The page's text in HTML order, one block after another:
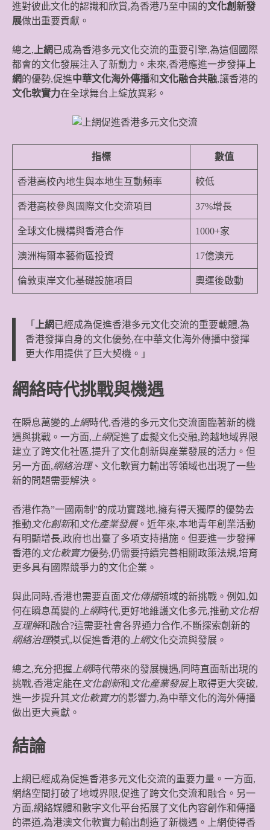
進對彼此文化的認識和欣賞,為香港乃至中國的文化創新發
展做出重要貢獻。
總之, 上網 已成為香港多元文化交流的重要引擎,為這個國際
都會的文化發展注入了新動力。未來,香港應進一步發揮 上
網的優勢,促進中華文化海外傳播和文化融合共融,讓香港的
文化軟實力在全球舞台上綻放異彩。
指標 數值
香港高校內地生與本地生互動頻率 較低
香港高校參與國際文化交流項目 37%增長
全球文化機構與香港合作 1000+家
澳洲梅爾本藝術區投資 17億澳元
倫敦東岸文化基礎設施項目 奧運後啟動
「 上網 已經成為促進香港多元文化交流的重要載體,為
香港發揮自身的文化優勢,在中華文化海外傳播中發揮
更大作用提供了巨大契機。」
網絡時代挑戰與機遇
在瞬息萬變的 上網時代,香港的多元文化交流面臨著新的機
遇與挑戰。一方面, 上網促進了虛擬文化交融,跨越地域界限
建立了跨文化社區,提升了文化創新與產業發展的活力。但
另一方面,網絡治理、文化軟實力輸出等領域也出現了一些
新的問題需要解決。
香港作為”一國兩制”的成功實踐地,擁有得天獨厚的優勢去
推動 文化創新和 文化產業發展。近年來,本地青年創業活動
有明顯增長,政府也出臺了多項支持措施。但要進一步發揮
香港的 文化軟實力優勢,仍需要持續完善相關政策法規,培育
更多具有國際競爭力的文化企業。
與此同時,香港也需要直面 文化傳播領域的新挑戰。例如,如
何在瞬息萬變的 上網時代,更好地維護文化多元,推動 文化相
互理解和融合?這需要社會各界通力合作,不斷探索創新的
網絡治理模式,以促進香港的 上網文化交流與發展。
總之,充分把握 上網時代帶來的發展機遇,同時直面新出現的
挑戰,香港定能在 文化創新和 文化產業發展上取得更大突破,
進一步提升其 文化軟實力的影響力,為中華文化的海外傳播
做出更大貢獻。
結論
上網已經成為促進香港多元文化交流的重要力量。一方面,
網絡空間打破了地域界限,促進了跨文化交流和融合。另一
方面,網絡媒體和數字文化平台拓展了文化內容創作和傳播
的渠道,為港澳文化軟實力輸出創造了新機遇。上網使得香